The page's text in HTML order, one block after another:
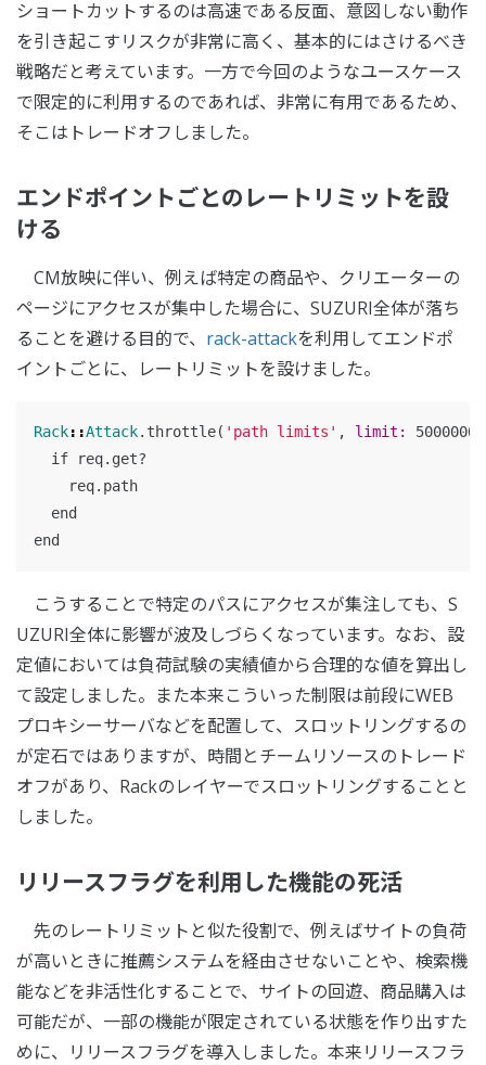
ショートカットするのは高速である反面、意図しない動作
を引き起こすリスクが非常に高く、基本的にはさけるべき
戦略だと考えています。一方で今回のようなユースケース
で限定的に利用するのであれば、非常に有用であるため、
そこはトレードオフしました。
エンドポイントごとのレートリミットを設
ける
CM放映に伴い、例えば特定の商品や、クリエーターの
ページにアクセスが集中した場合に、SUZURI全体が落ち
ることを避ける目的で、 rack-attackを利用してエンドポ
イントごとに、レートリミットを設けました。
Rack::Attack. throttle( 'path limits' , limit:
if
req. get?
req. path
end
end
こうすることで特定のパスにアクセスが集注しても、S
UZURI全体に影響が波及しづらくなっています。なお、設
定値においては負荷試験の実績値から合理的な値を算出し
て設定しました。また本来こういった制限は前段にWEB
プロキシーサーバなどを配置して、スロットリングするの
が定石ではありますが、時間とチームリソースのトレード
オフがあり、Rackのレイヤーでスロットリングすることと
しました。
リリースフラグを利用した機能の死活
先のレートリミットと似た役割で、例えばサイトの負荷
が高いときに推薦システムを経由させないことや、検索機
能などを非活性化することで、サイトの回遊、商品購入は
可能だが、一部の機能が限定されている状態を作り出すた
めに、リリースフラグを導入しました。本来リリースフラ